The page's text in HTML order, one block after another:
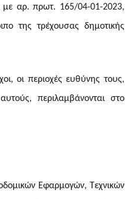
αρ. πρωτ. 165/04-01-2023,
της τρέχουσας δημοτικής
οι περιοχές ευθύνης τους,
περιλαμβάνονται στο
Εφαρμογών, Τεχνικών